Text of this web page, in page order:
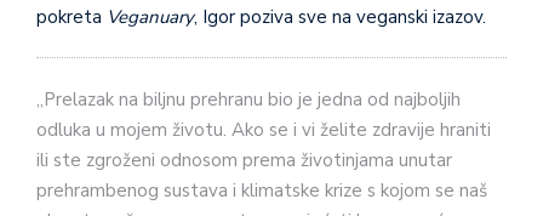
pokreta Veganuary, Igor poziva sve na veganski izazov.
„Prelazak na biljnu prehranu bio je jedna od najboljih
odluka u mojem životu. Ako se i vi želite zdravije hraniti
ili ste zgroženi odnosom prema životinjama unutar
prehrambenog sustava i klimatske krize s kojom se naš